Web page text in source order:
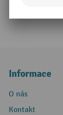
Informace
O nás
Kontakt